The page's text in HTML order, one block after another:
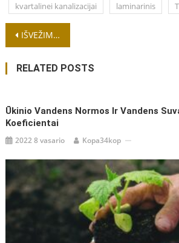
kvartalinei kanalizacijai
laminarinis
Navigacija
tarp
įrašų
IŠVEŽIMO DARBAI PO DAŽYMO KLIJINIAIS DAŽAIS
RELATED POSTS
Ūkinio Vandens Normos Ir Vandens
Koeficientai
2022 8 vasario Kopa34kop